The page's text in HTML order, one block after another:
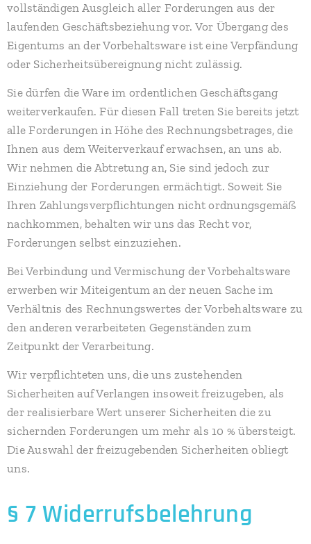
vollständigen Ausgleich aller Forderungen aus der
laufenden Geschäftsbeziehung vor. Vor Übergang des
Eigentums an der Vorbehaltsware ist eine Verpfändung
oder Sicherheitsübereignung nicht zulässig.
Sie dürfen die Ware im ordentlichen Geschäftsgang
weiterverkaufen. Für diesen Fall treten Sie bereits jetzt
alle Forderungen in Höhe des Rechnungsbetrages, die
Ihnen aus dem Weiterverkauf erwachsen, an uns ab.
Wir nehmen die Abtretung an, Sie sind jedoch zur
Einziehung der Forderungen ermächtigt. Soweit Sie
Ihren Zahlungsverpflichtungen nicht ordnungsgemäß
nachkommen, behalten wir uns das Recht vor,
Forderungen selbst einzuziehen.
Bei Verbindung und Vermischung der Vorbehaltsware
erwerben wir Miteigentum an der neuen Sache im
Verhältnis des Rechnungswertes der Vorbehaltsware zu
den anderen verarbeiteten Gegenständen zum
Zeitpunkt der Verarbeitung.
Wir verpflichteten uns, die uns zustehenden
Sicherheiten auf Verlangen insoweit freizugeben, als
der realisierbare Wert unserer Sicherheiten die zu
sichernden Forderungen um mehr als 10 % übersteigt.
Die Auswahl der freizugebenden Sicherheiten obliegt
uns.
§ 7 Widerrufsbelehrung